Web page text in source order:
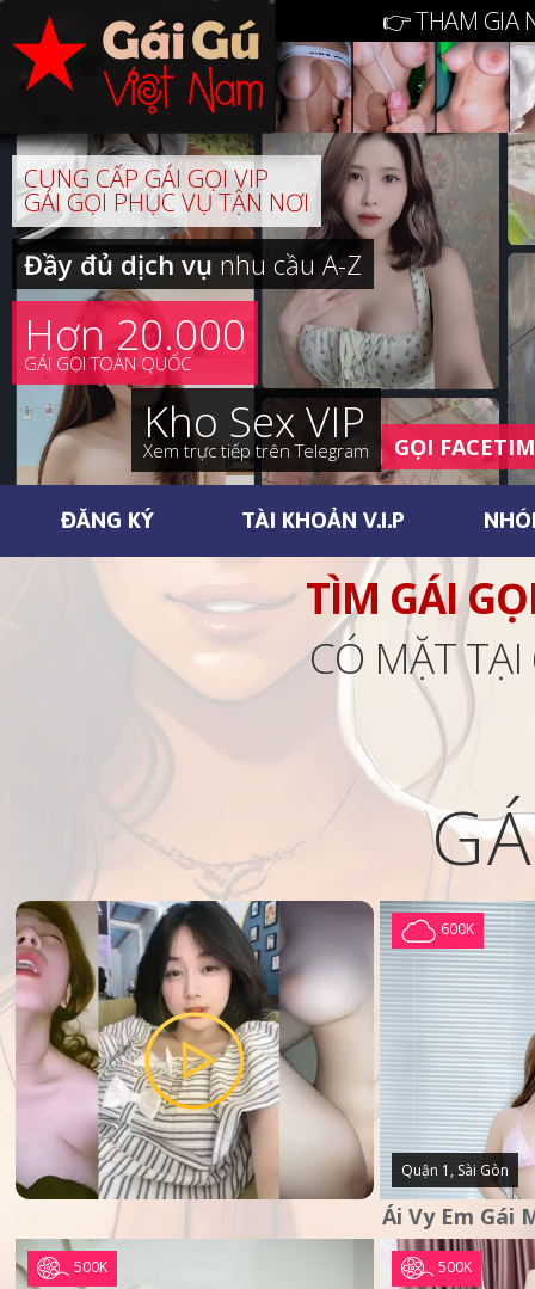
👉 THAM GIA
CUNG CẤP GÁI GỌI VIP
GÁI GỌI PHỤC VỤ TẬN NƠI
Đầy đủ dịch vụnhu cầu A-Z
Hơn 20.000
GÁI GỌI TOÀN QUỐC
Kho Sex VIP
Xem trực tiếp trên Telegram GỌI
ĐĂNG KÝ TÀI KHOẢN V.I.P
TÌM GÁI
CÓ MẶT
600K
Quận 1, Sài Gòn
500K 500K